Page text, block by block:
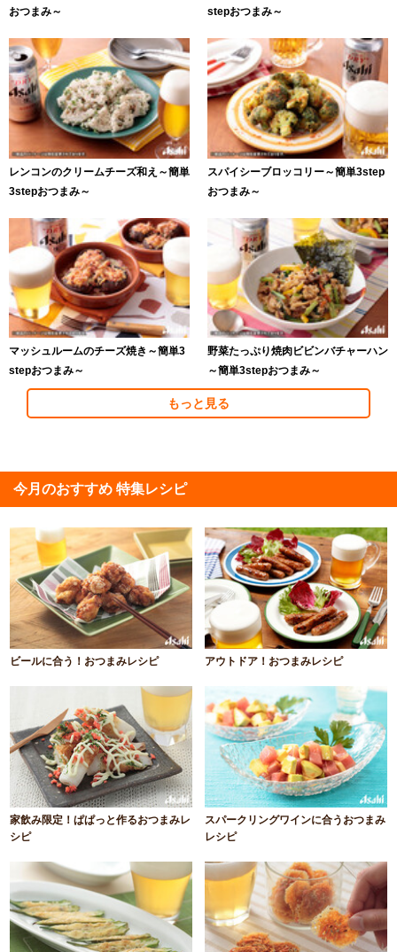
おつまみ～
stepおつまみ～
レンコンのクリームチーズ和え～簡単
3stepおつまみ～
スパイシーブロッコリー～簡単3step
おつまみ～
マッシュルームのチーズ焼き～簡単3
stepおつまみ～
野菜たっぷり焼肉ビビンバチャーハン
～簡単3stepおつまみ～
もっと見る
今月のおすすめ 特集レシピ
ビールに合う！おつまみレシピ アウトドア！おつまみレシピ
家飲み限定！ぱぱっと作るおつまみレ
シピ
スパークリングワインに合うおつまみ
レシピ